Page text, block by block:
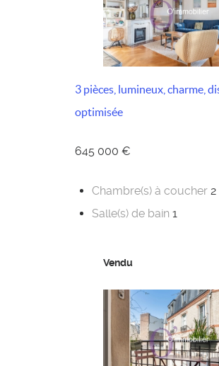
3 pièces, lumineux, charme,
optimisée
645 000 €
Chambre(s) à coucher 2
Salle(s) de bain 1
Vendu